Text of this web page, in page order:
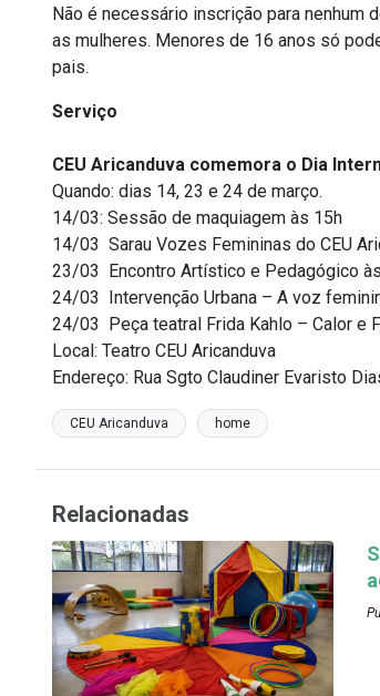
Não é necessário inscrição para nenhum
as mulheres. Menores de 16 anos só
pais.
Serviço
CEU Aricanduva comemora o Dia
Quando: dias 14, 23 e 24 de março.
14/03: Sessão de maquiagem às 15h
14/03 Sarau Vozes Femininas do CEU
23/03 Encontro Artístico e Pedagógico
24/03 Intervenção Urbana – A voz
24/03 Peça teatral Frida Kahlo – Calor e
Local: Teatro CEU Aricanduva
Endereço: Rua Sgto Claudiner Evaristo
CEU Aricanduva home
Relacionadas